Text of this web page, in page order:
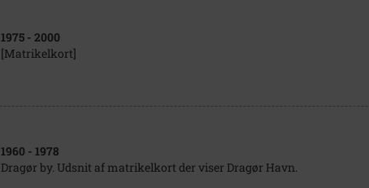
1975 - 2000
[Matrikelkort]
1960 - 1978
Dragør by. Udsnit af matrikelkort der viser Dragør Havn.